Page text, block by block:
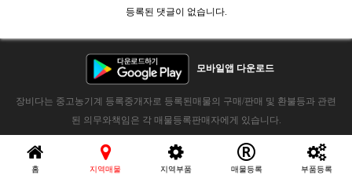
등록된 댓글이 없습니다.
모바일앱 다운로드
장비다는 중고농기계 등록중개자로 등록된매물의 구매/판매 및 환불등과 관련
된 의무와책임은 각 매물등록판매자에게 있습니다.
홈 지역매물 지역부품 매물등록 부품등록